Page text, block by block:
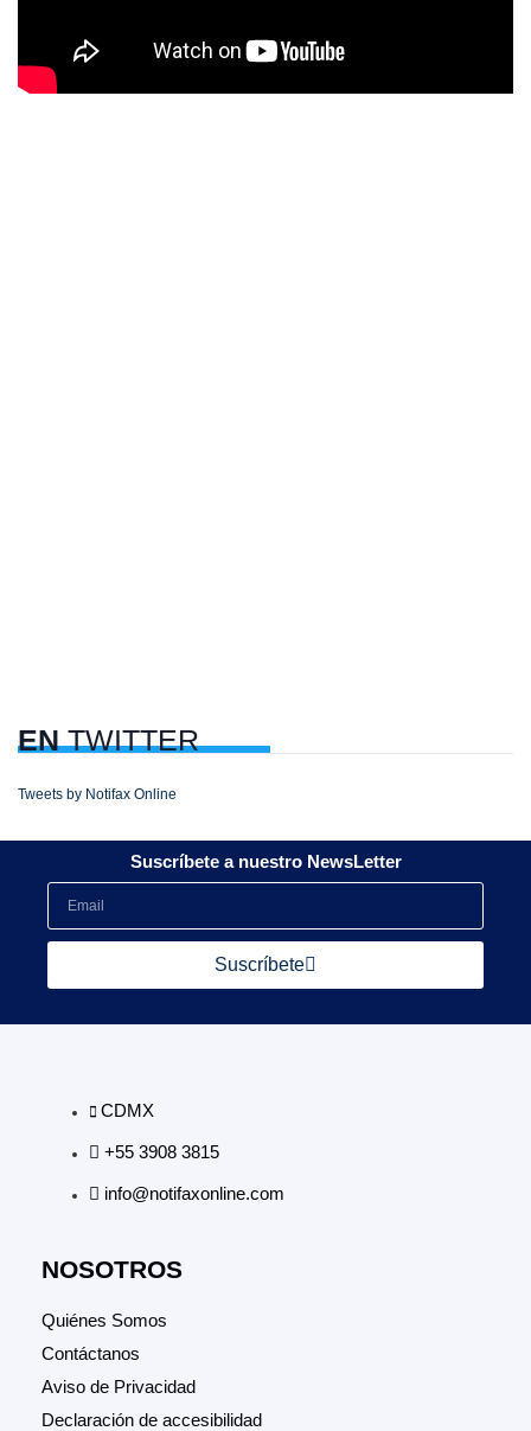
ENTWITTER
Tweets by Notifax Online
Suscríbete a nuestro NewsLetter
Suscríbete
CDMX
+55 3908 3815
info@notifaxonline.com
NOSOTROS
Quiénes Somos
Contáctanos
Aviso de Privacidad
Declaración de accesibilidad